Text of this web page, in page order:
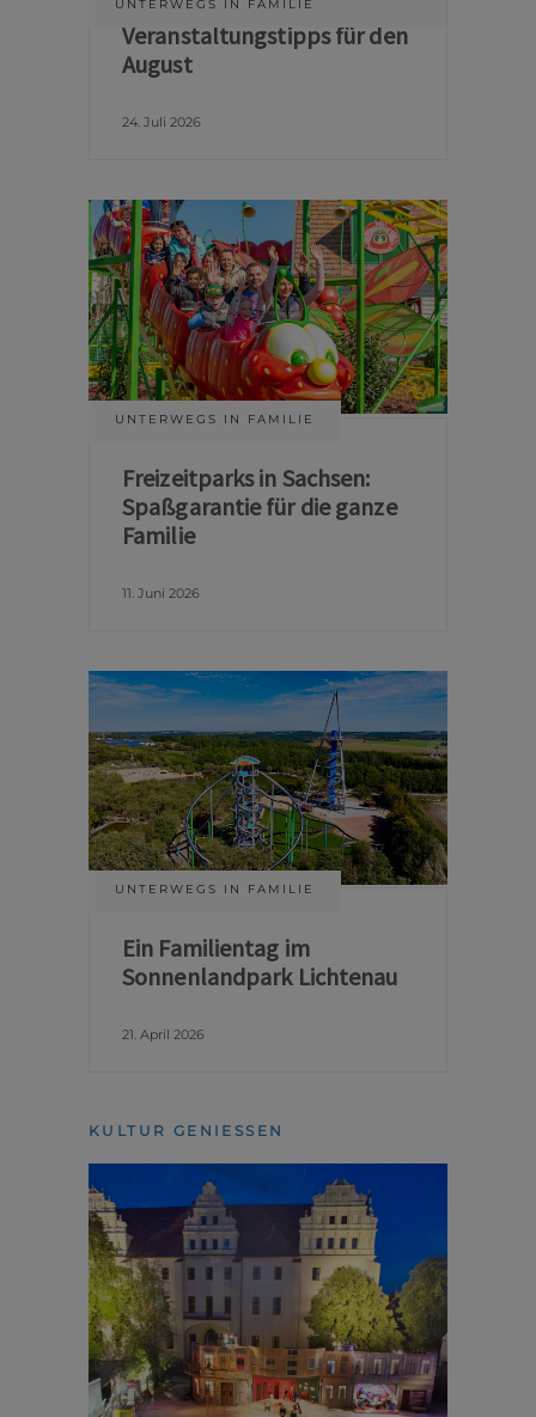
UNTERWEGS IN FAMILIE
Veranstaltungstipps für den
August
24. Juli 2026
UNTERWEGS IN FAMILIE
Freizeitparks in Sachsen:
Spaßgarantie für die ganze
Familie
11. Juni 2026
UNTERWEGS IN FAMILIE
Ein Familientag im
Sonnenlandpark Lichtenau
21. April 2026
KULTUR GENIESSEN